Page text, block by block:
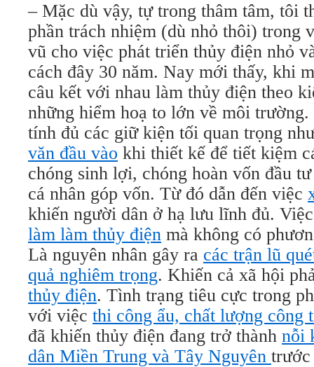
– Mặc dù vậy, tự trong thâm tâm, tôi
phần trách nhiệm (dù nhỏ thôi) trong
vũ cho việc phát triển thủy điện nhỏ
cách đây 30 năm. Nay mới thấy, khi
câu kết với nhau làm thủy điện theo
những hiểm hoạ to lớn về môi
tính đủ các giữ kiện tối quan trọng
văn đầu vào khi thiết kế để tiết kiệm
chóng sinh lợi, chóng hoàn vốn đầu
cá nhân góp vốn. Từ đó dẫn đến việc
khiến người dân ở hạ lưu lĩnh đủ.
làm làm thủy điện mà không có
Là nguyên nhân gây ra các trận lũ
quả nghiêm trọng. Khiến cả xã hội
thủy điện. Tình trạng tiêu cực trong
với việc thi công ẩu, chất lượng công
đã khiến thủy điện đang trở thành nỗi
dân Miền Trung và Tây Nguyên